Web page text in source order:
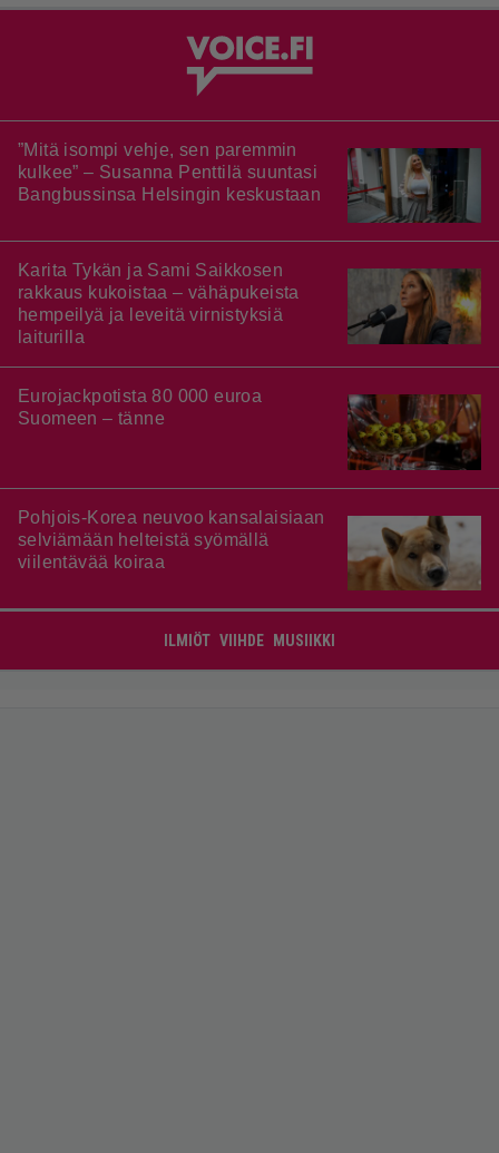
”Mitä isompi vehje, sen paremmin
kulkee” – Susanna Penttilä suuntasi
Bangbussinsa Helsingin keskustaan
Karita Tykän ja Sami Saikkosen
rakkaus kukoistaa – vähäpukeista
hempeilyä ja leveitä virnistyksiä
laiturilla
Eurojackpotista 80 000 euroa
Suomeen – tänne
Pohjois-Korea neuvoo kansalaisiaan
selviämään helteistä syömällä
viilentävää koiraa
ILMIÖT VIIHDE MUSIIKKI